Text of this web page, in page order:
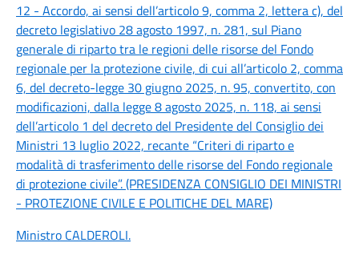
12 - Accordo, ai sensi dell’articolo 9, comma 2, lettera c), del
decreto legislativo 28 agosto 1997, n. 281, sul Piano
generale di riparto tra le regioni delle risorse del Fondo
regionale per la protezione civile, di cui all’articolo 2, comma
6, del decreto-legge 30 giugno 2025, n. 95, convertito, con
modificazioni, dalla legge 8 agosto 2025, n. 118, ai sensi
dell’articolo 1 del decreto del Presidente del Consiglio dei
Ministri 13 luglio 2022, recante “Criteri di riparto e
modalità di trasferimento delle risorse del Fondo regionale
di protezione civile”. (PRESIDENZA CONSIGLIO DEI MINISTRI
- PROTEZIONE CIVILE E POLITICHE DEL MARE)
Ministro CALDEROLI.